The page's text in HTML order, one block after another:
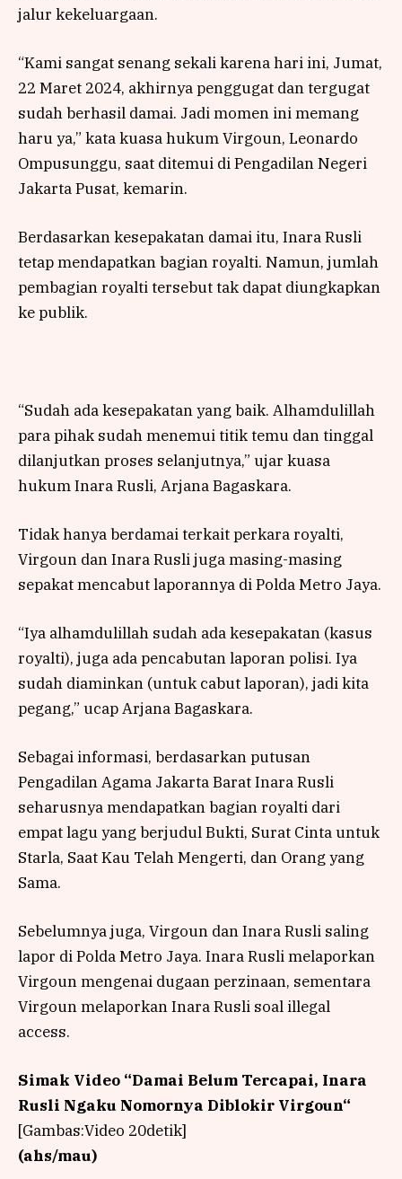
jalur kekeluargaan.
“Kami sangat senang sekali karena hari ini, Jumat,
22 Maret 2024, akhirnya penggugat dan tergugat
sudah berhasil damai. Jadi momen ini memang
haru ya,” kata kuasa hukum Virgoun, Leonardo
Ompusunggu, saat ditemui di Pengadilan Negeri
Jakarta Pusat, kemarin.
Berdasarkan kesepakatan damai itu, Inara Rusli
tetap mendapatkan bagian royalti. Namun, jumlah
pembagian royalti tersebut tak dapat diungkapkan
ke publik.
“Sudah ada kesepakatan yang baik. Alhamdulillah
para pihak sudah menemui titik temu dan tinggal
dilanjutkan proses selanjutnya,” ujar kuasa
hukum Inara Rusli, Arjana Bagaskara.
Tidak hanya berdamai terkait perkara royalti,
Virgoun dan Inara Rusli juga masing-masing
sepakat mencabut laporannya di Polda Metro Jaya.
“Iya alhamdulillah sudah ada kesepakatan (kasus
royalti), juga ada pencabutan laporan polisi. Iya
sudah diaminkan (untuk cabut laporan), jadi kita
pegang,” ucap Arjana Bagaskara.
Sebagai informasi, berdasarkan putusan
Pengadilan Agama Jakarta Barat Inara Rusli
seharusnya mendapatkan bagian royalti dari
empat lagu yang berjudul Bukti, Surat Cinta untuk
Starla, Saat Kau Telah Mengerti, dan Orang yang
Sama.
Sebelumnya juga, Virgoun dan Inara Rusli saling
lapor di Polda Metro Jaya. Inara Rusli melaporkan
Virgoun mengenai dugaan perzinaan, sementara
Virgoun melaporkan Inara Rusli soal illegal
access.
Simak Video “Damai Belum Tercapai, Inara
Rusli Ngaku Nomornya Diblokir Virgoun“
[Gambas:Video 20detik]
(ahs/mau)